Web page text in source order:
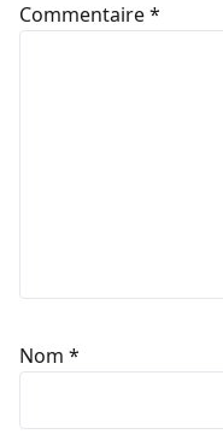
Commentaire*
Nom *